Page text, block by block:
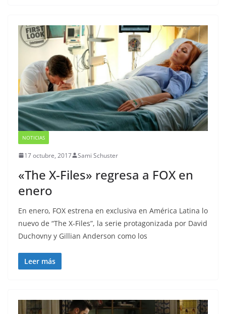
NOTICIAS
17 octubre, 2017 Sami Schuster
«The X-Files» regresa a FOX en
enero
En enero, FOX estrena en exclusiva en América Latina lo
nuevo de “The X-Files”, la serie protagonizada por David
Duchovny y Gillian Anderson como los
Leer más